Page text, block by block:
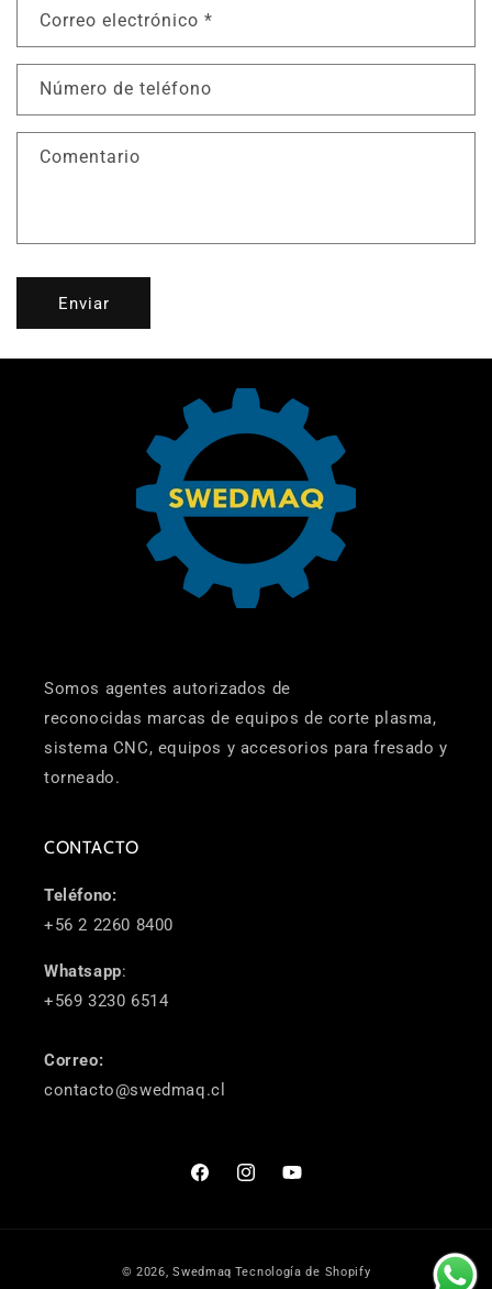
Correo electrónico *
Número de teléfono
Comentario
Enviar
Somos agentes autorizados de
reconocidas marcas de equipos de corte plasma,
sistema CNC, equipos y accesorios para fresado y
torneado.
CONTACTO
Teléfono:
+56 2 2260 8400
Whatsapp:
+569 3230 6514
Correo:
contacto@swedmaq.cl
FacebookInstagramYouTube
© 2026,Swedmaq Tecnología de Shopify